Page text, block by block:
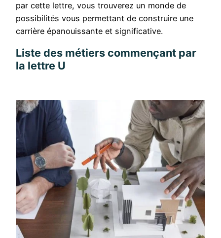
par cette lettre, vous trouverez un monde de
possibilités vous permettant de construire une
carrière épanouissante et significative.
Liste des métiers commençant par
la lettre U